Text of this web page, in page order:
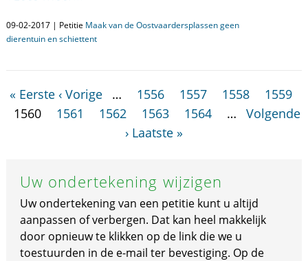
09-02-2017 | Petitie Maak van de Oostvaardersplassen geen
dierentuin en schiettent
« Eerste ‹ Vorige … 1556 1557 1558
1559
1560
1561 1562 1563 1564 …
Volgende
› Laatste »
Uw ondertekening wijzigen
Uw ondertekening van een petitie kunt u altijd
aanpassen of verbergen. Dat kan heel makkelijk
door opnieuw te klikken op de link die we u
toestuurden in de e-mail ter bevestiging. Op de